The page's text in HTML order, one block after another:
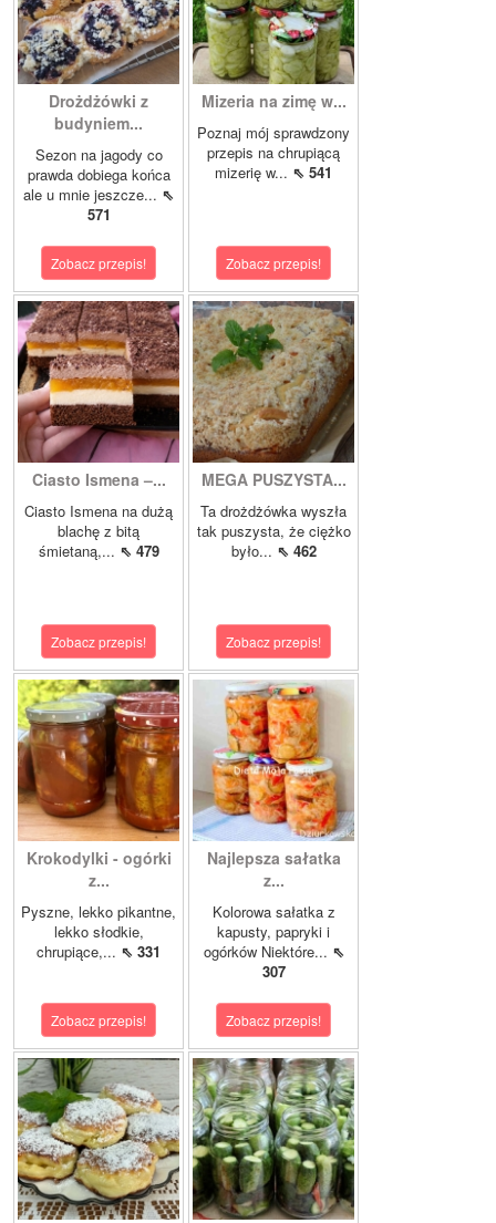
Drożdżówki z
budyniem...
Sezon na jagody co
prawda dobiega końca
ale u mnie jeszcze... ⇖
571
Zobacz przepis!
Mizeria na zimę w...
Poznaj mój sprawdzony
przepis na chrupiącą
mizerię w... ⇖ 541
Zobacz przepis!
Ciasto Ismena –...
Ciasto Ismena na dużą
blachę z bitą
śmietaną,... ⇖ 479
Zobacz przepis!
MEGA PUSZYSTA...
Ta drożdżówka wyszła
tak puszysta, że ciężko
było... ⇖ 462
Zobacz przepis!
Krokodylki - ogórki
z...
Pyszne, lekko pikantne,
lekko słodkie,
chrupiące,... ⇖ 331
Zobacz przepis!
Najlepsza sałatka
z...
Kolorowa sałatka z
kapusty, papryki i
ogórków Niektóre... ⇖
307
Zobacz przepis!